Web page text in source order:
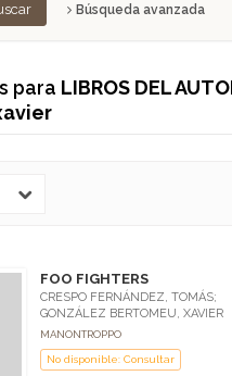
Búsqueda avanzada
para LIBROS DEL
FOO FIGHTERS
CRESPO FERNÁNDEZ, TOMÁS;
GONZÁLEZ BERTOMEU, XAVIER
MANONTROPPO
No disponible: Consultar